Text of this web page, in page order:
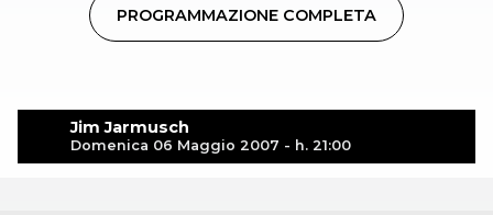
Jim Jarmusch
Domenica 06 Maggio 2007 - h. 21:00
PROGRAMMAZIONE COMPLETA